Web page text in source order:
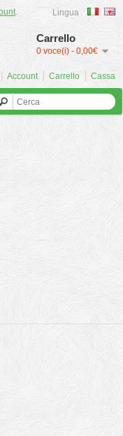
Lingua
Carrello
0 voce(i) - 0,00€
.
Account Carrello Cassa